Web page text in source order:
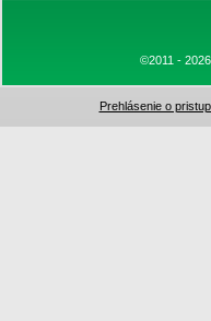
©2011 - 2026
Prehlásenie o